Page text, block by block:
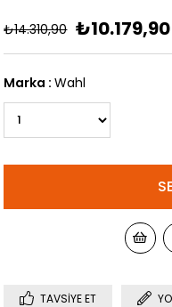
₺14.310,90 ₺10.179,90
Marka : Wahl
TAVSIYE ET